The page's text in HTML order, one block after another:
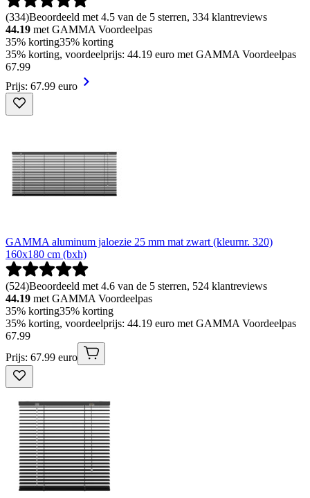
(334)Beoordeeld met 4.5 van de 5 sterren, 334 klantreviews
44.19 met GAMMA Voordeelpas
35% korting35% korting
35% korting, voordeelprijs: 44.19 euro met GAMMA Voordeelpas
67.99
Prijs: 67.99 euro
GAMMA aluminum jaloezie 25 mm mat zwart (kleurnr. 320)
160x180 cm (bxh)
(524)Beoordeeld met 4.6 van de 5 sterren, 524 klantreviews
44.19 met GAMMA Voordeelpas
35% korting35% korting
35% korting, voordeelprijs: 44.19 euro met GAMMA Voordeelpas
67.99
Prijs: 67.99 euro